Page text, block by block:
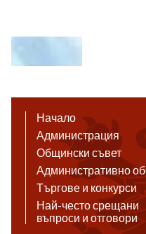
Начало
Администрация
Общински съвет
Административно
Търгове и конкурси
Най-често срещани
въпроси и отговори